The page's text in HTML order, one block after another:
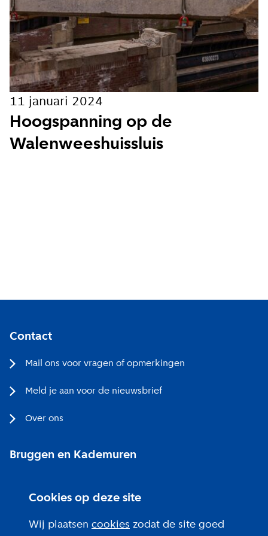
Cookies op deze site
Wij plaatsen cookies zodat de site goed
Hoe vaak wil je van ons horen:
Bij elk nieuw artikel
Wekelijks
Maandelijks
Hoogspanning op de
Walenweeshuissluis
11 januari 2024
Contact
Mail ons voor vragen of opmerkingen
Meld je aan voor de nieuwsbrief
Over ons
Bruggen en Kademuren